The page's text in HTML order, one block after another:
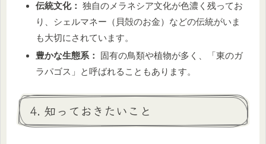
伝統文化： 独自のメラネシア文化が色濃く残ってお
り、シェルマネー（貝殻のお金）などの伝統がいま
も大切にされています。
豊かな生態系：
固有の鳥類や植物が多く、「東のガ
ラパゴス」と呼ばれることもあります。
4. 知っておきたいこと